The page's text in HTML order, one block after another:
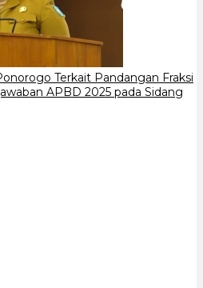
Terkait Pandangan Fraksi
APBD 2025 pada Sidang